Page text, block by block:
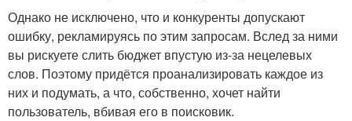
Однако не исключено, что и конкуренты допускают
ошибку, рекламируясь по этим запросам. Вслед за ними
вы рискуете слить бюджет впустую из-за нецелевых
слов. Поэтому придётся проанализировать каждое из
них и подумать, а что, собственно, хочет найти
пользователь, вбивая его в поисковик.